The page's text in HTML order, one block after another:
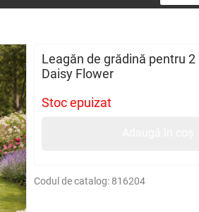
Leagăn de grădină pentru 2
Daisy Flower
Stoc epuizat
Codul de catalog: 816204